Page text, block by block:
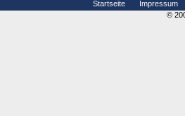
Startseite
Impressum
©